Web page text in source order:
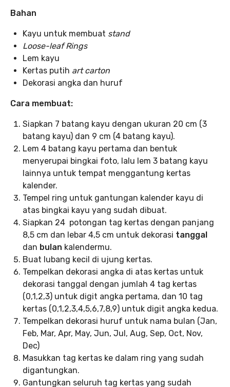
Bahan
Kayu untuk membuat stand
Loose-leaf Rings
Lem kayu
Kertas putih art carton
Dekorasi angka dan huruf
Cara membuat:
Siapkan 7 batang kayu dengan ukuran 20 cm (3
batang kayu) dan 9 cm (4 batang kayu).
Lem 4 batang kayu pertama dan bentuk
menyerupai bingkai foto, lalu lem 3 batang kayu
lainnya untuk tempat menggantung kertas
kalender.
Tempel ring untuk gantungan kalender kayu di
atas bingkai kayu yang sudah dibuat.
Siapkan 24 potongan tag kertas dengan panjang
8,5 cm dan lebar 4,5 cm untuk dekorasi tanggal
dan bulan kalendermu.
Buat lubang kecil di ujung kertas.
Tempelkan dekorasi angka di atas kertas untuk
dekorasi tanggal dengan jumlah 4 tag kertas
(0,1,2,3) untuk digit angka pertama, dan 10 tag
kertas (0,1,2,3,4,5,6,7,8,9) untuk digit angka kedua.
Tempelkan dekorasi huruf untuk nama bulan (Jan,
Feb, Mar, Apr, May, Jun, Jul, Aug, Sep, Oct, Nov,
Dec)
Masukkan tag kertas ke dalam ring yang sudah
digantungkan.
Gantungkan seluruh tag kertas yang sudah